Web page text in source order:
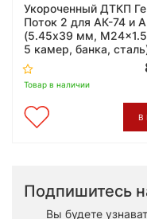
Укороченный ДТКП
Поток 2 для АК-74 и
(5.45x39 мм,
5 камер, банка,
Товар в наличии
В
Подпишитесь
Вы будете